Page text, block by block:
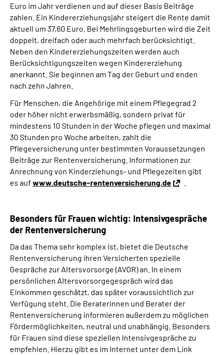
Euro im Jahr verdienen und auf dieser Basis Beiträge
zahlen. Ein Kindererziehungsjahr steigert die Rente damit
aktuell um 37,60 Euro. Bei Mehrlingsgeburten wird die Zeit
doppelt, dreifach oder auch mehrfach berücksichtigt.
Neben den Kindererziehungszeiten werden auch
Berücksichtigungszeiten wegen Kindererziehung
anerkannt. Sie beginnen am Tag der Geburt und enden
nach zehn Jahren.
Für Menschen, die Angehörige mit einem Pflegegrad 2
oder höher nicht erwerbsmäßig, sondern privat für
mindestens 10 Stunden in der Woche pflegen und maximal
30 Stunden pro Woche arbeiten, zahlt die
Pflegeversicherung unter bestimmten Voraussetzungen
Beiträge zur Rentenversicherung. Informationen zur
Anrechnung von Kinderziehungs- und Pflegezeiten gibt
es auf www.deutsche-rentenversicherung.de
Besonders für Frauen wichtig: Intensivgespräche
der Rentenversicherung
Da das Thema sehr komplex ist, bietet die Deutsche
Rentenversicherung ihren Versicherten spezielle
Gespräche zur Altersvorsorge (AVOR) an. In einem
persönlichen Altersvorsorgegespräch wird das
Einkommen geschätzt, das später voraussichtlich zur
Verfügung steht. Die Beraterinnen und Berater der
Rentenversicherung informieren außerdem zu möglichen
Fördermöglichkeiten, neutral und unabhängig. Besonders
für Frauen sind diese speziellen Intensivgespräche zu
empfehlen. Hierzu gibt es im Internet unter dem Link